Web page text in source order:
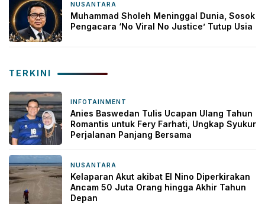
NUSANTARA
Muhammad Sholeh Meninggal Dunia, Sosok
Pengacara ‘No Viral No Justice’ Tutup Usia
TERKINI
INFOTAINMENT
Anies Baswedan Tulis Ucapan Ulang Tahun
Romantis untuk Fery Farhati, Ungkap Syukur
Perjalanan Panjang Bersama
NUSANTARA
Kelaparan Akut akibat El Nino Diperkirakan
Ancam 50 Juta Orang hingga Akhir Tahun
Depan